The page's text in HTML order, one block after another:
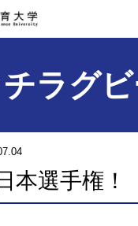
ラグ
本選手権！